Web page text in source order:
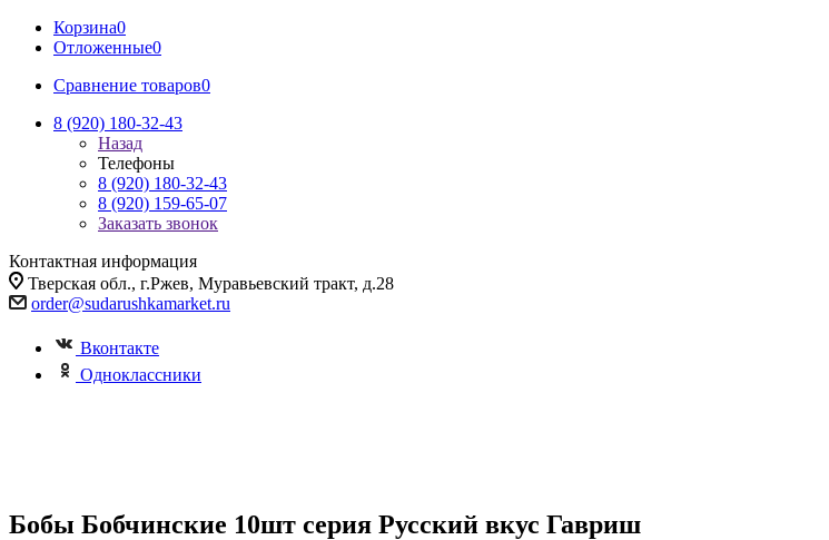
Корзина0
Отложенные0
Сравнение товаров0
8 (920) 180-32-43
Назад
Телефоны
8 (920) 180-32-43
8 (920) 159-65-07
Заказать звонок
Контактная информация
Тверская обл., г.Ржев, Муравьевский тракт, д.28
order@sudarushkamarket.ru
Вконтакте
Одноклассники
Бобы Бобчинские 10шт серия Русский вкус Гавриш